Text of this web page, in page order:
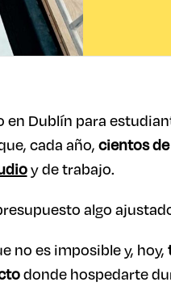
Dublín para
cada año,cientos
y de trabajo.
algo
no es imposible y, hoy,
donde hospedarte